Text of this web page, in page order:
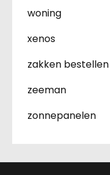
woning
xenos
zakken bestellen
zeeman
zonnepanelen